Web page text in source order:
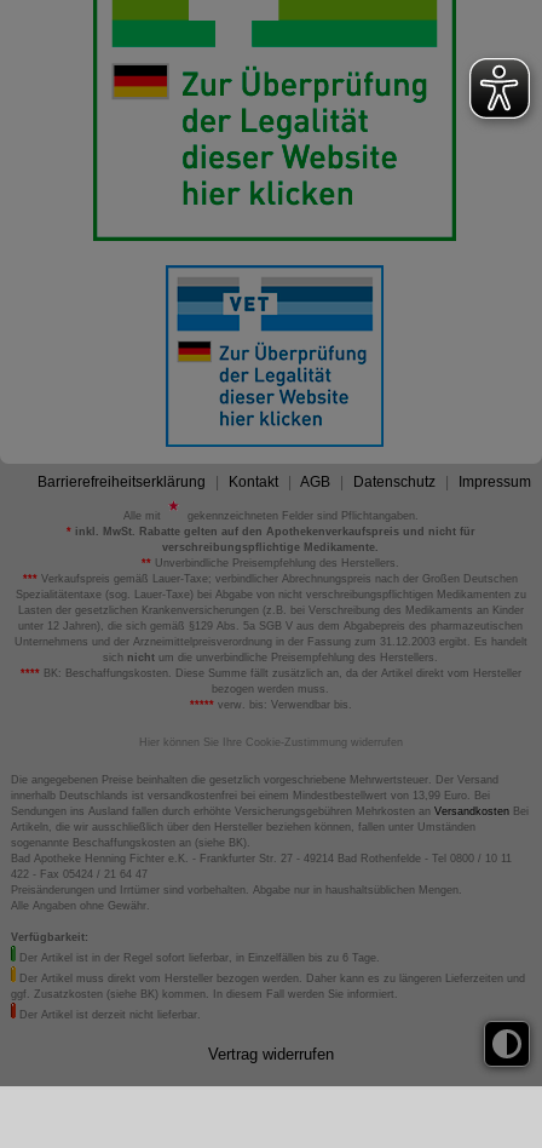
Barrierefreiheitserklärung Kontakt AGB Datenschutz Impressum
Alle mit
gekennzeichneten Felder sind Pflichtangaben.
*inkl. MwSt. Rabatte gelten auf den Apothekenverkaufspreis und nicht für
verschreibungspflichtige Medikamente.
** Unverbindliche Preisempfehlung des Herstellers.
*** Verkaufspreis gemäß Lauer-Taxe; verbindlicher Abrechnungspreis nach der Großen Deutschen
Spezialitätentaxe (sog. Lauer-Taxe) bei Abgabe von nicht verschreibungspflichtigen Medikamenten zu
Lasten der gesetzlichen Krankenversicherungen (z.B. bei Verschreibung des Medikaments an Kinder
unter 12 Jahren), die sich gemäß §129 Abs. 5a SGB V aus dem Abgabepreis des pharmazeutischen
Unternehmens und der Arzneimittelpreisverordnung in der Fassung zum 31.12.2003 ergibt. Es handelt
sich nicht um die unverbindliche Preisempfehlung des Herstellers.
****BK: Beschaffungskosten. Diese Summe fällt zusätzlich an, da der Artikel direkt vom Hersteller
bezogen werden muss.
*****verw. bis: Verwendbar bis.
Hier können Sie Ihre Cookie-Zustimmung widerrufen
Die angegebenen Preise beinhalten die gesetzlich vorgeschriebene Mehrwertsteuer. Der Versand
innerhalb Deutschlands ist versandkostenfrei bei einem Mindestbestellwert von 13,99 Euro. Bei
Sendungen ins Ausland fallen durch erhöhte Versicherungsgebühren Mehrkosten an VersandkostenBei
Artikeln, die wir ausschließlich über den Hersteller beziehen können, fallen unter Umständen
sogenannte Beschaffungskosten an (siehe BK).
Bad Apotheke Henning Fichter e.K. - Frankfurter Str. 27 - 49214 Bad Rothenfelde - Tel 0800 / 10 11
422 - Fax 05424 / 21 64 47
Preisänderungen und Irrtümer sind vorbehalten. Abgabe nur in haushaltsüblichen Mengen.
Alle Angaben ohne Gewähr.
Verfügbarkeit:
Der Artikel ist in der Regel sofort lieferbar, in Einzelfällen bis zu 6 Tage.
Der Artikel muss direkt vom Hersteller bezogen werden. Daher kann es zu längeren Lieferzeiten und
ggf. Zusatzkosten (siehe BK) kommen. In diesem Fall werden Sie informiert.
Der Artikel ist derzeit nicht lieferbar.
Vertrag widerrufen